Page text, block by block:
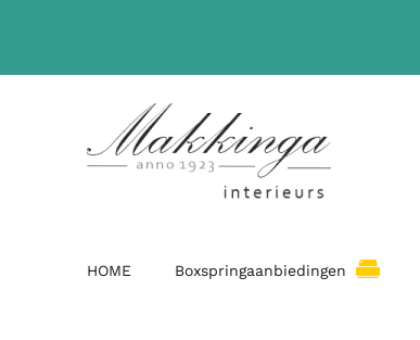
HOME Boxspringaanbiedingen